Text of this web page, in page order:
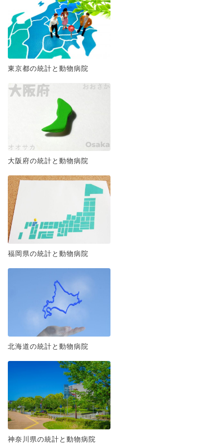
東京都の統計と動物病院
大阪府の統計と動物病院
福岡県の統計と動物病院
北海道の統計と動物病院
神奈川県の統計と動物病院